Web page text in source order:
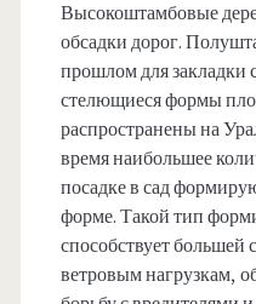
Высокоштамбовые
обсадки дорог.
прошлом для закладки
стелющиеся формы
распространены на
время наибольшее
посадке в сад
форме. Такой тип
способствует большей
ветровым нагрузкам,